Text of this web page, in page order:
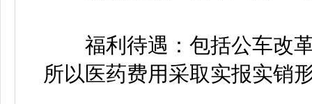
福利待遇：包括公车改革
所以医药费用采取实报实销